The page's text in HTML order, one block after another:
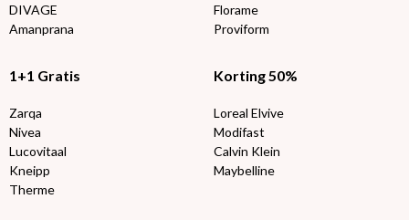
DIVAGE
Amanprana
Florame
Proviform
1+1 Gratis
Zarqa
Nivea
Lucovitaal
Kneipp
Therme
Korting 50%
Loreal Elvive
Modifast
Calvin Klein
Maybelline